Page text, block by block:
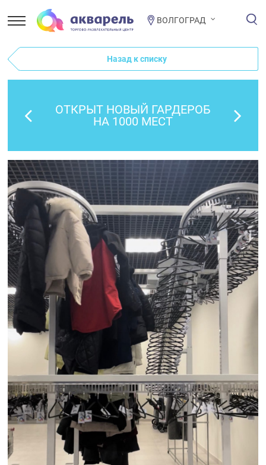
ВОЛГОГРАД
Назад к списку
ОТКРЫТ НОВЫЙ ГАРДЕРОБ
НА 1000 МЕСТ